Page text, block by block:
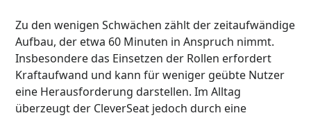
Zu den wenigen Schwächen zählt der zeitaufwändige
Aufbau, der etwa 60 Minuten in Anspruch nimmt.
Insbesondere das Einsetzen der Rollen erfordert
Kraftaufwand und kann für weniger geübte Nutzer
eine Herausforderung darstellen. Im Alltag
überzeugt der CleverSeat jedoch durch eine